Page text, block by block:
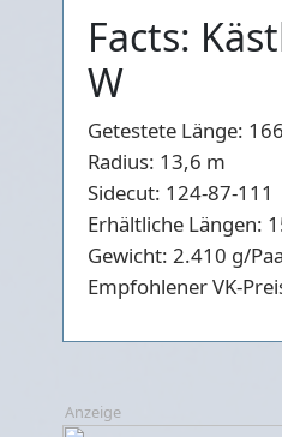
Facts:
W
Getestete Länge:
Radius: 13,6 m
Sidecut: 124-87-111
Erhältliche Längen:
Gewicht: 2.410 g/
Empfohlener VK-
Anzeige